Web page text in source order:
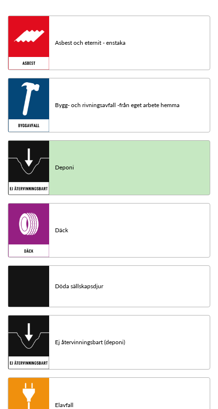
Asbest och eternit - enstaka
Bygg- och rivningsavfall -från eget arbete hemma
Deponi
Däck
Döda sällskapsdjur
Ej återvinningsbart (deponi)
Elavfall